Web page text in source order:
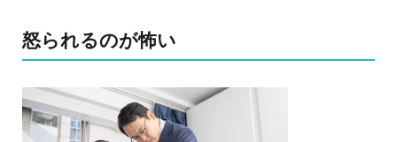
怒られるのが怖い